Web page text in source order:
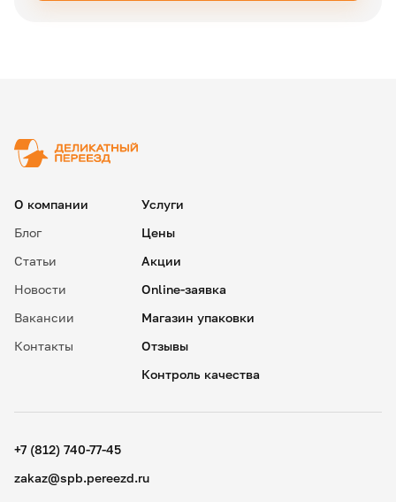
О компании
Блог
Статьи
Новости
Вакансии
Контакты
Услуги
Цены
Акции
Online-заявка
Магазин упаковки
Отзывы
Контроль качества
+7 (812) 740-77-45
zakaz@spb.pereezd.ru
19